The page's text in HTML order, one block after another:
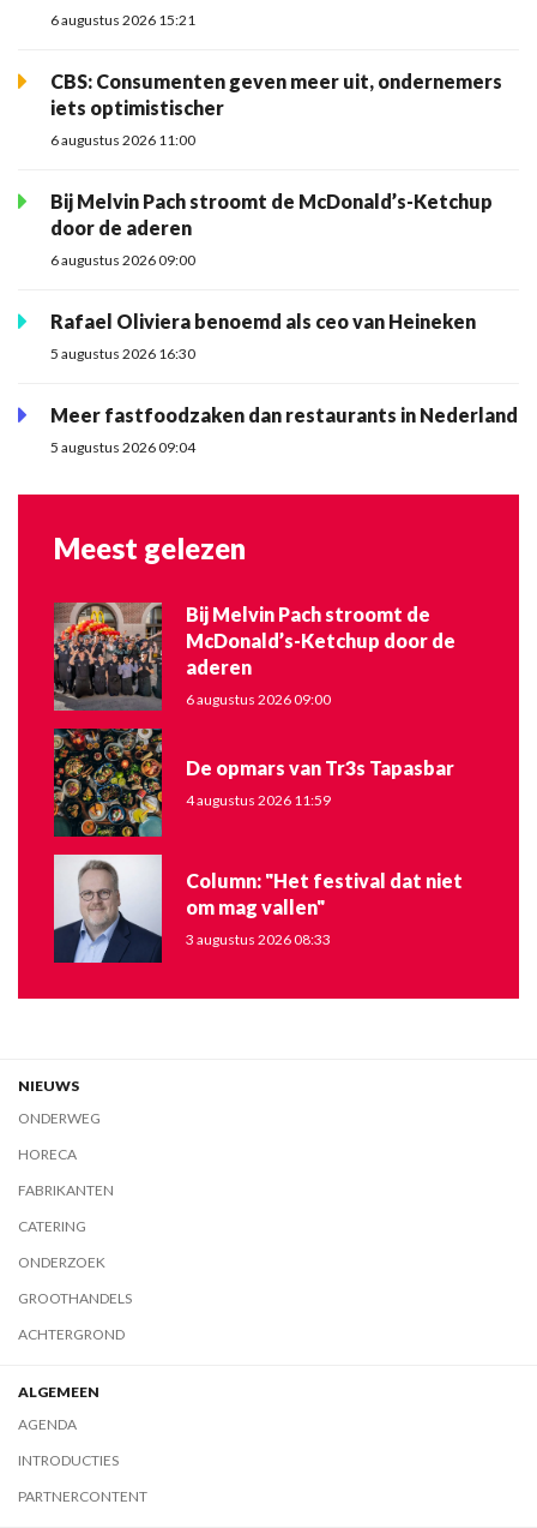
6 augustus 2026 15:21
CBS: Consumenten geven meer uit, ondernemers
iets optimistischer
6 augustus 2026 11:00
Bij Melvin Pach stroomt de McDonald’s-Ketchup
door de aderen
6 augustus 2026 09:00
Rafael Oliviera benoemd als ceo van Heineken
5 augustus 2026 16:30
Meer fastfoodzaken dan restaurants in Nederland
5 augustus 2026 09:04
Meest gelezen
Bij Melvin Pach stroomt de
McDonald’s-Ketchup door de
aderen
6 augustus 2026 09:00
De opmars van Tr3s Tapasbar
4 augustus 2026 11:59
Column: "Het festival dat niet
om mag vallen"
3 augustus 2026 08:33
NIEUWS
ONDERWEG
HORECA
FABRIKANTEN
CATERING
ONDERZOEK
GROOTHANDELS
ACHTERGROND
ALGEMEEN
AGENDA
INTRODUCTIES
PARTNERCONTENT